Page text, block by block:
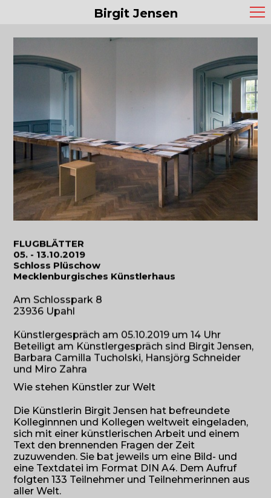
Birgit Jensen
FLUGBLÄTTER
05. - 13.10.2019
Schloss Plüschow
Mecklenburgisches Künstlerhaus
Am Schlosspark 8
23936 Upahl
Künstlergespräch am 05.10.2019 um 14 Uhr
Beteiligt am Künstlergespräch sind Birgit Jensen,
Barbara Camilla Tucholski, Hansjörg Schneider
und Miro Zahra
Wie stehen Künstler zur Welt
Die Künstlerin Birgit Jensen hat befreundete
Kolleginnnen und Kollegen weltweit eingeladen,
sich mit einer künstlerischen Arbeit und einem
Text den brennenden Fragen der Zeit
zuzuwenden. Sie bat jeweils um eine Bild- und
eine Textdatei im Format DIN A4. Dem Aufruf
folgten 133 Teilnehmer und Teilnehmerinnen aus
aller Welt.